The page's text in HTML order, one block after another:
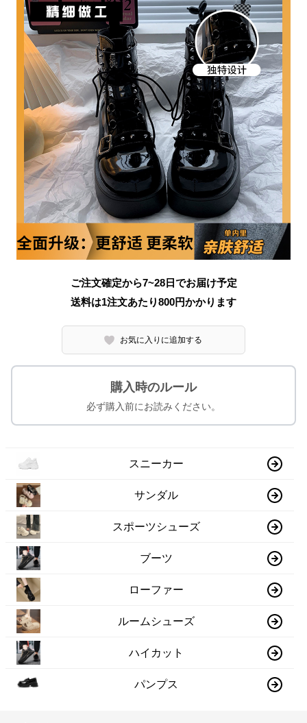
ご注文確定から7~28日でお届け予定
送料は1注文あたり800円かかります
お気に入りに追加する
購入時のルール
必ず購入前にお読みください。
スニーカー
サンダル
スポーツシューズ
ブーツ
ローファー
ルームシューズ
ハイカット
パンプス